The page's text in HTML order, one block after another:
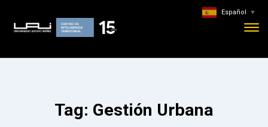
Tag: Gestión Urbana
Español ▼